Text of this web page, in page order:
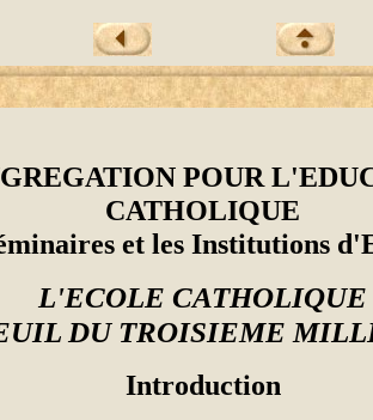
POUR
CATHOLIQUE
et les Institutions
L'ECOLE CATHOLIQUE
DU TROISIEME
Introduction